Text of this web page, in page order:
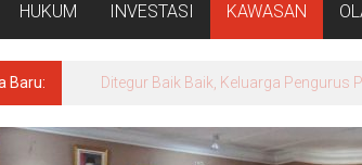
HUKUM INVESTASI KAWASAN
Baru: Ditegur Baik Baik, Keluarga Pengurus